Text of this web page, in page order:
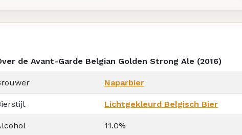
de Avant-Garde Belgian Golden Strong Ale (2016)
Naparbier
Lichtgekleurd Belgisch Bier
11.0%